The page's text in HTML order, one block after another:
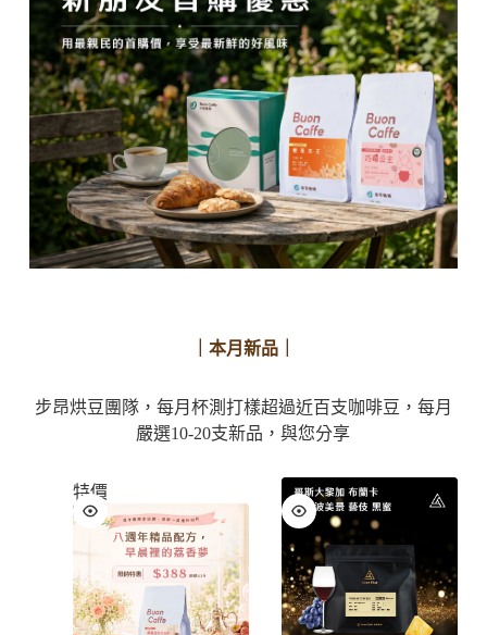
｜本月新品｜
步昂烘豆團隊，每月杯測打樣超過近百支咖啡豆，每月
嚴選10-20支新品，與您分享
特價